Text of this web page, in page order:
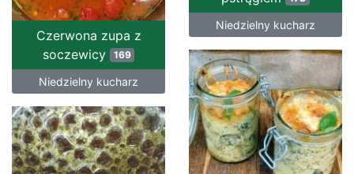
Niedzielny kucharz
Czerwona zupa z
soczewicy
169
Niedzielny kucharz